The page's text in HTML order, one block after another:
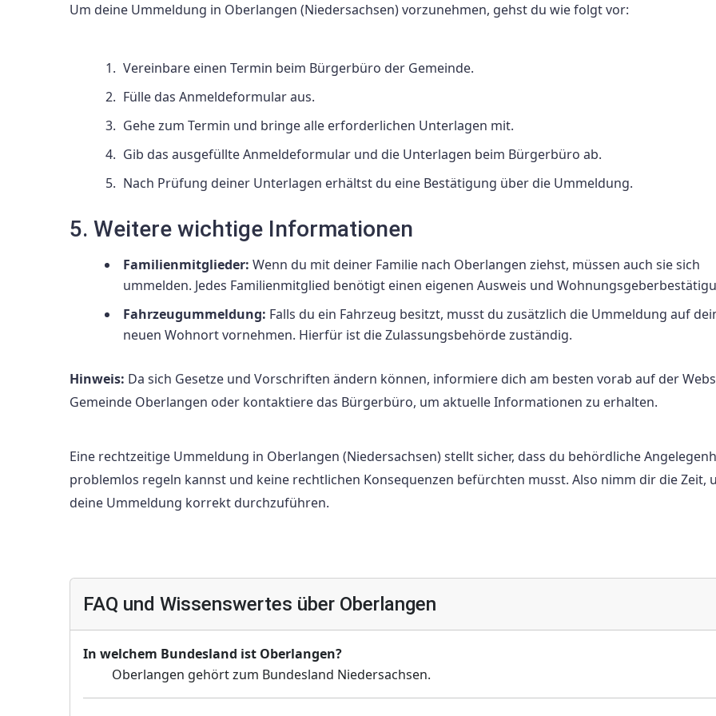
Um deine Ummeldung in Oberlangen (Niedersachsen) vorzunehmen, gehst du wie folgt vor:
Vereinbare einen Termin beim Bürgerbüro der Gemeinde.
Fülle das Anmeldeformular aus.
Gehe zum Termin und bringe alle erforderlichen Unterlagen mit.
Gib das ausgefüllte Anmeldeformular und die Unterlagen beim Bürgerbüro ab.
Nach Prüfung deiner Unterlagen erhältst du eine Bestätigung über die Ummeldung.
5. Weitere wichtige Informationen
Familienmitglieder: Wenn du mit deiner Familie nach Oberlangen ziehst, müssen auch sie sich
ummelden. Jedes Familienmitglied benötigt einen eigenen Ausweis und
Fahrzeugummeldung: Falls du ein Fahrzeug besitzt, musst du zusätzlich die Ummeldung auf
neuen Wohnort vornehmen. Hierfür ist die Zulassungsbehörde zuständig.
Hinweis: Da sich Gesetze und Vorschriften ändern können, informiere dich am besten vorab auf der
Gemeinde Oberlangen oder kontaktiere das Bürgerbüro, um aktuelle Informationen zu erhalten.
Eine rechtzeitige Ummeldung in Oberlangen (Niedersachsen) stellt sicher, dass du behördliche
problemlos regeln kannst und keine rechtlichen Konsequenzen befürchten musst. Also nimm dir die Zeit,
deine Ummeldung korrekt durchzuführen.
FAQ und Wissenswertes über Oberlangen
In welchem Bundesland ist Oberlangen?
Oberlangen gehört zum Bundesland Niedersachsen.